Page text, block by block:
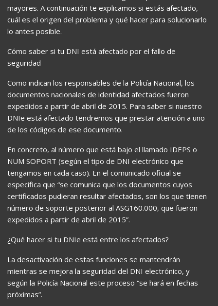
mayores. A continuación te explicamos si estás afectado,
cuál es el origen del problema y qué hacer para solucionarlo
lo antes posible.
Cómo saber si tu DNI está afectado por el fallo de
seguridad
Como indican los responsables de la Policía Nacional, los
documentos nacionales de identidad afectados fueron
expedidos a partir de abril de 2015. Para saber si nuestro
DNIe está afectado tendremos que prestar atención a uno
de los códigos de ese documento.
En concreto, al número que está bajo el llamado IDEPS o
NUM SOPORT (según el tipo de DNI electrónico que
tengamos en cada caso). En el comunicado oficial se
especifica que “se comunica que los documentos cuyos
certificados pudieran resultar afectados, son los que tienen
número de soporte posterior al ASG160.000, que fueron
expedidos a partir de abril de 2015”.
¿Qué hacer si tu DNIe está entre los afectados?
La desactivación de estas funciones se mantendrán
mientras se mejora la seguridad del DNI electrónico, y
según la Policía Nacional este proceso “se hará en fechas
próximas”.